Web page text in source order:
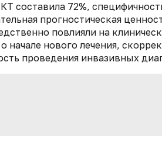
составила 72%,
прогностическая
повлияли на
начале нового лечения,
проведения инвазивных